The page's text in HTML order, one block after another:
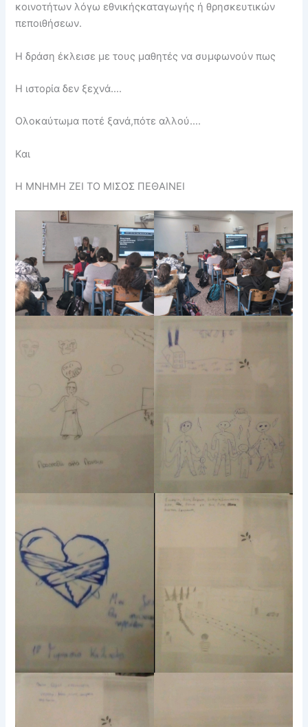
κοινοτήτων λόγω εθνικήςκαταγωγής ή θρησκευτικών
πεποιθήσεων.
Η δράση έκλεισε με τους μαθητές να συμφωνούν πως
Η ιστορία δεν ξεχνά….
Ολοκαύτωμα ποτέ ξανά,πότε αλλού….
Και
Η ΜΝΗΜΗ ΖΕΙ ΤΟ ΜΙΣΟΣ ΠΕΘΑΙΝΕΙ